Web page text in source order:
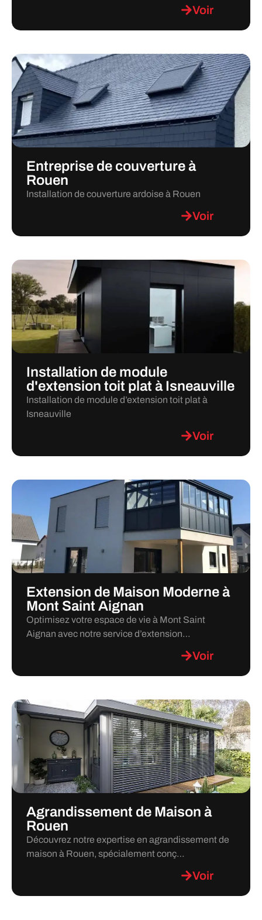
Voir
Entreprise de couverture à
Rouen
Installation de couverture ardoise à Rouen
Voir
Installation de module
d'extension toit plat à Isneauville
Installation de module d’extension toit plat à
Isneauville
Voir
Extension de Maison Moderne à
Mont Saint Aignan
Optimisez votre espace de vie à Mont Saint
Aignan avec notre service d’extension…
Voir
Agrandissement de Maison à
Rouen
Découvrez notre expertise en agrandissement de
maison à Rouen, spécialement conç…
Voir